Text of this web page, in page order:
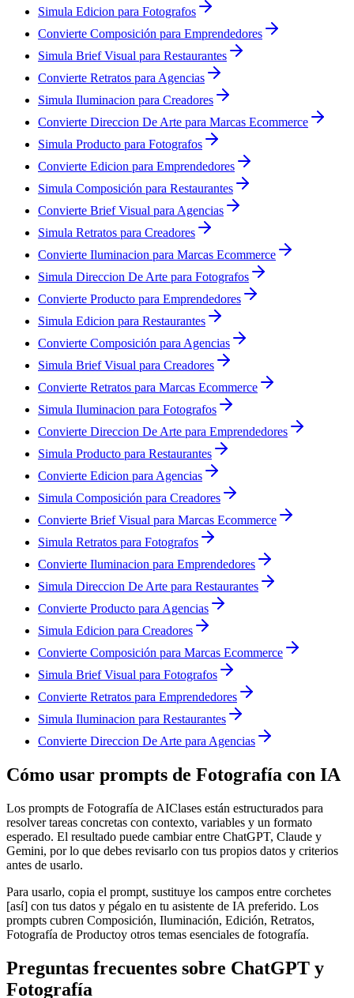
Simula Edicion para Fotografos
Convierte Composición para Emprendedores
Simula Brief Visual para Restaurantes
Convierte Retratos para Agencias
Simula Iluminacion para Creadores
Convierte Direccion De Arte para Marcas Ecommerce
Simula Producto para Fotografos
Convierte Edicion para Emprendedores
Simula Composición para Restaurantes
Convierte Brief Visual para Agencias
Simula Retratos para Creadores
Convierte Iluminacion para Marcas Ecommerce
Simula Direccion De Arte para Fotografos
Convierte Producto para Emprendedores
Simula Edicion para Restaurantes
Convierte Composición para Agencias
Simula Brief Visual para Creadores
Convierte Retratos para Marcas Ecommerce
Simula Iluminacion para Fotografos
Convierte Direccion De Arte para Emprendedores
Simula Producto para Restaurantes
Convierte Edicion para Agencias
Simula Composición para Creadores
Convierte Brief Visual para Marcas Ecommerce
Simula Retratos para Fotografos
Convierte Iluminacion para Emprendedores
Simula Direccion De Arte para Restaurantes
Convierte Producto para Agencias
Simula Edicion para Creadores
Convierte Composición para Marcas Ecommerce
Simula Brief Visual para Fotografos
Convierte Retratos para Emprendedores
Simula Iluminacion para Restaurantes
Convierte Direccion De Arte para Agencias
Cómo usar prompts de Fotografía con IA
Los prompts de Fotografía de AIClases están estructurados para
resolver tareas concretas con contexto, variables y un formato
esperado. El resultado puede cambiar entre ChatGPT, Claude y
Gemini, por lo que debes revisarlo con tus propios datos y criterios
antes de usarlo.
Para usarlo, copia el prompt, sustituye los campos entre corchetes
[así] con tus datos y pégalo en tu asistente de IA preferido. Los
prompts cubren Composición, Iluminación, Edición, Retratos,
Fotografía de Productoy otros temas esenciales de fotografía.
Preguntas frecuentes sobre ChatGPT y
Fotografía